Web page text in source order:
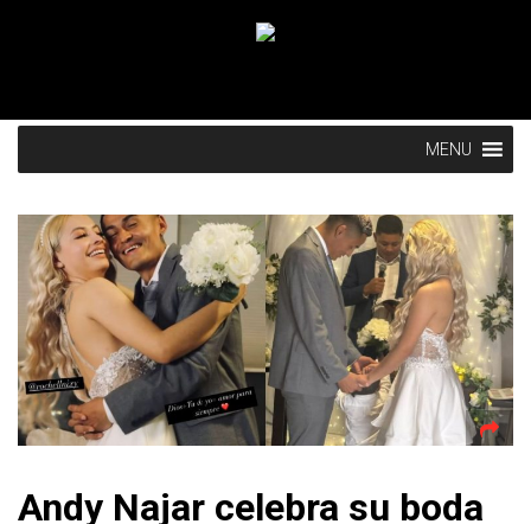
MENU
Andy Najar celebra su boda